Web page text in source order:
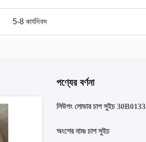
5-8 কার্যদিবস
পণ্যের বর্ণনা
লিউগং লোডার চাপ সুইচ 30B0133
অংশের নামঃ চাপ সুইচ